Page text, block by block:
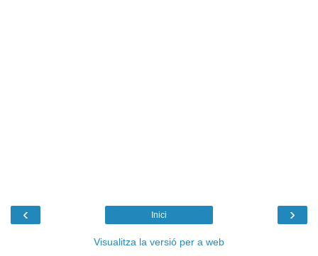
‹ ›
Inici
Visualitza la versió per a web